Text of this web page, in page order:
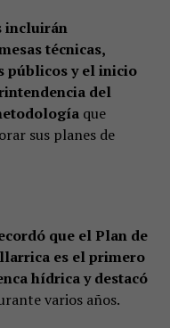
incluirán
técnicas,
públicos y el inicio
del
que
sus planes de
que el Plan de
es el primero
hídrica y destacó
varios años.